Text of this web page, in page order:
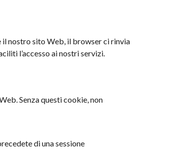
nostro sito Web, il browser ci rinvia
l’accesso ai nostri servizi.
Senza questi cookie, non
di una sessione